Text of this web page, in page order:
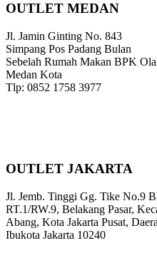
OUTLET MEDAN
Jl. Jamin Ginting No. 843
Simpang Pos Padang Bulan
Sebelah Rumah Makan BPK
Medan Kota
Tlp: 0852 1758 3977
OUTLET JAKARTA
Jl. Jemb. Tinggi Gg. Tike No.9
RT.1/RW.9, Belakang Pasar,
Abang, Kota Jakarta Pusat,
Ibukota Jakarta 10240